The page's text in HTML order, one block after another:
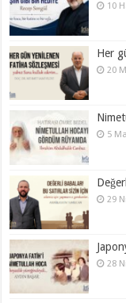
10
Her
20
5
29
28